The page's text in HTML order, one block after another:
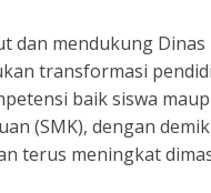
dan mendukung
transformasi
baik siswa
(SMK), dengan
terus meningkat